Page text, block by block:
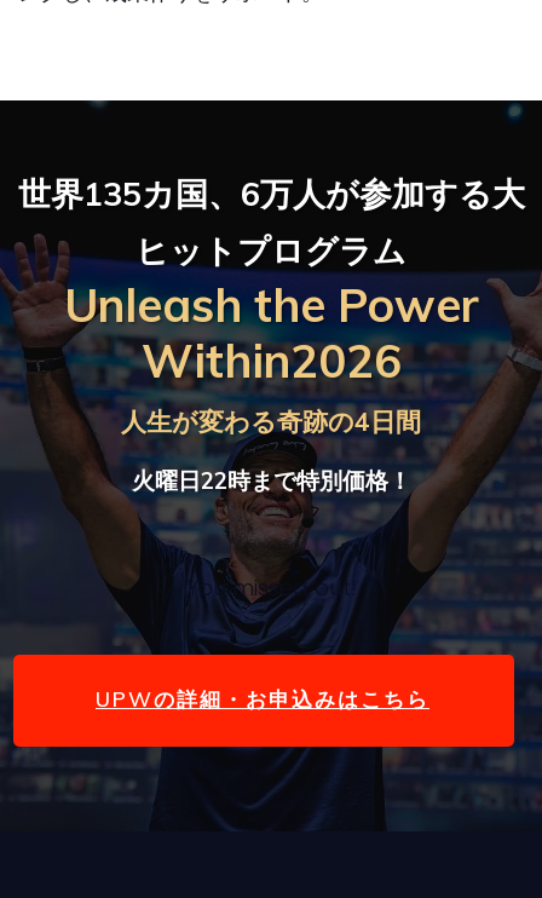
世界135カ国、6万人が参加する大
ヒットプログラム
Unleash the Power
Within2026
人生が変わる奇跡の4日間
火曜日22時まで特別価格！
You missed out!
UPWの詳細・お申込みはこちら